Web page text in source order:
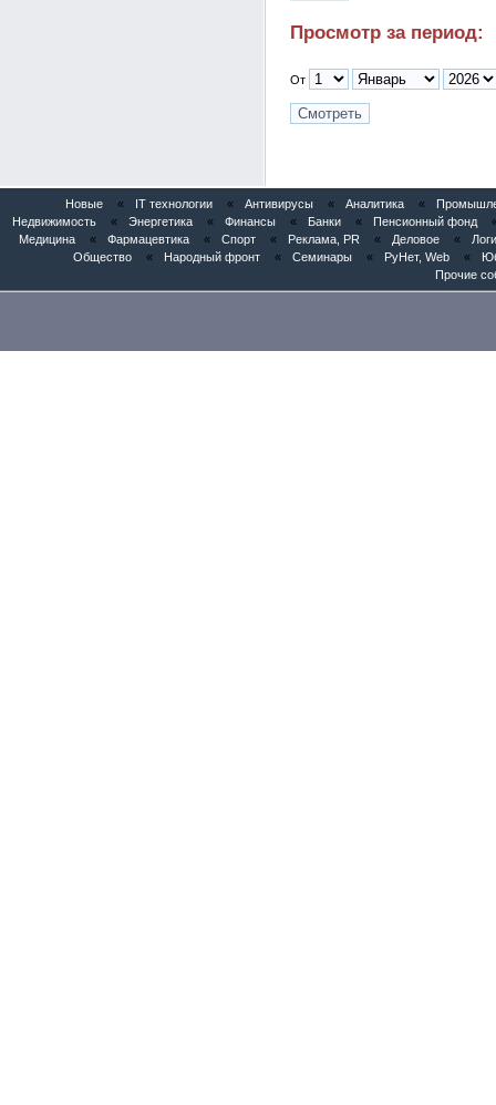
Просмотр за период:
От
Новые « IT технологии « Антивирусы « Аналитика «
Недвижимость
« Энергетика « Финансы « Банки « Пенсионный фонд
Медицина
« Фармацевтика « Спорт « Реклама, PR « Деловое «
Общество
« Народный фронт « Семинары « РуНет, Web «
Прочие